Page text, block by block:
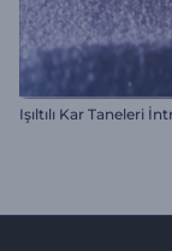
Işıltılı Kar Taneleri